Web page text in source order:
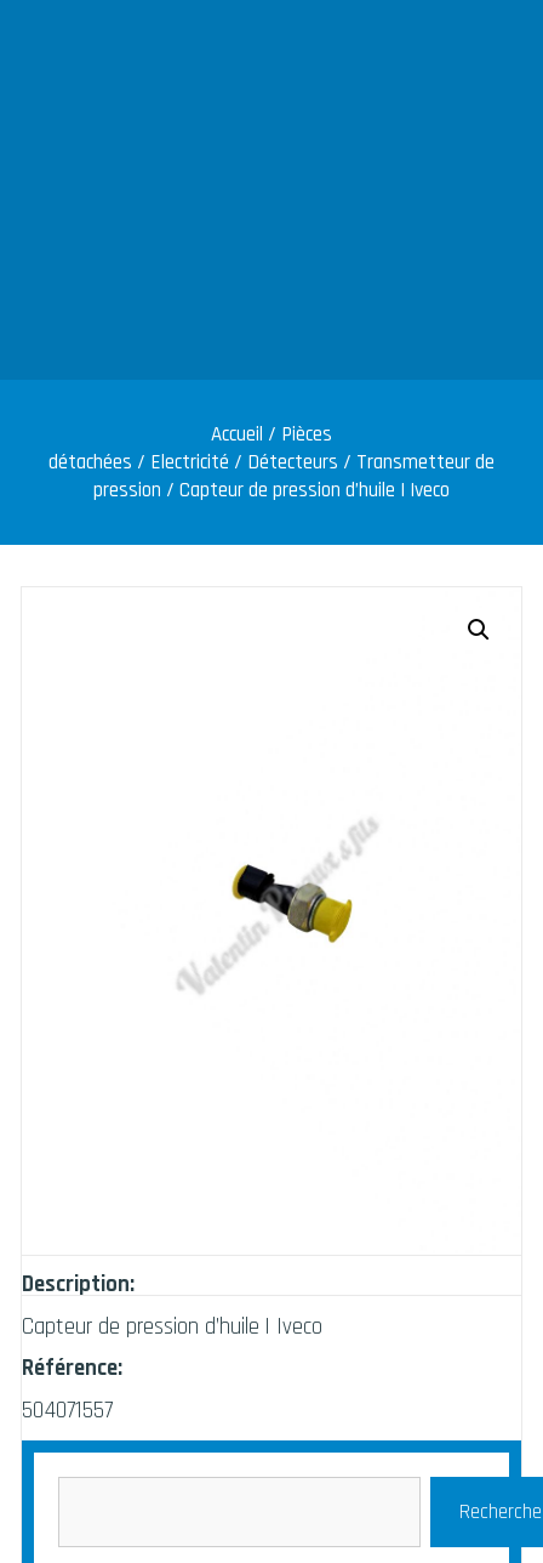
Accueil / Pièces
détachées / Electricité / Détecteurs / Transmetteur de
pression / Capteur de pression d’huile | Iveco
Description:
Capteur de pression d’huile | Iveco
Référence:
504071557